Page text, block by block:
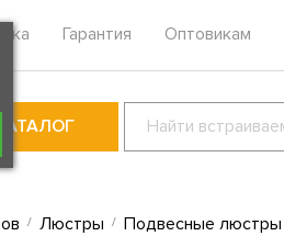
Гарантия Оптовикам
КАТАЛОГ
Люстры Подвесные люстры